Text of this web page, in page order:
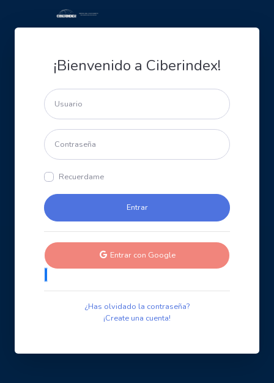
¡Bienvenido a Ciberindex!
Recuerdame
Entrar con Google
¿Has olvidado la contraseña?
¡Create una cuenta!